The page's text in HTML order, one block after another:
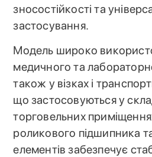
зносостійкості та
застосування.
Модель широко
медичного та
також у візках і
що застосовуються у
торговельних
роликового підшипника
елементів забезпечує